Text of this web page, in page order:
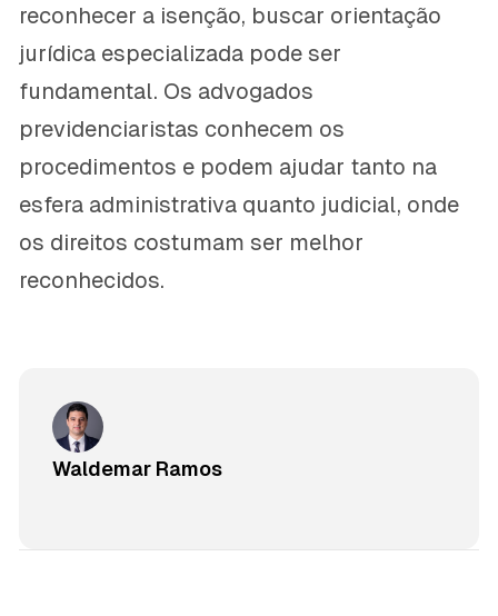
reconhecer a isenção, buscar orientação
jurídica especializada pode ser
fundamental. Os advogados
previdenciaristas conhecem os
procedimentos e podem ajudar tanto na
esfera administrativa quanto judicial, onde
os direitos costumam ser melhor
reconhecidos.
Waldemar Ramos